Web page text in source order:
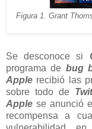
Figura 1. Grant
Se desconoce si
programa de bug
Apple recibió las
sobre todo de
Apple se anunció
recompensa a